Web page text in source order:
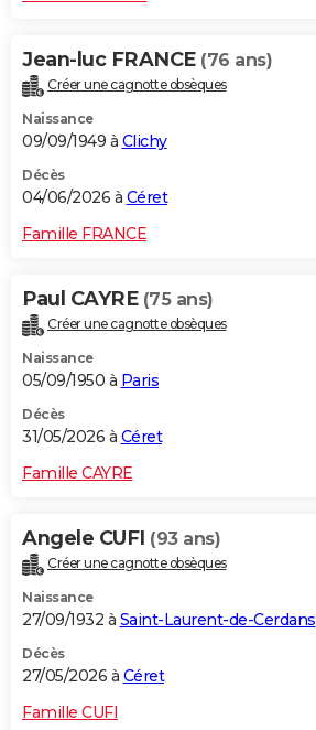
Jean-luc FRANCE (76 ans)
Créer une cagnotte obsèques
Naissance
09/09/1949 à Clichy
Décès
04/06/2026 à Céret
Famille FRANCE
Paul CAYRE (75 ans)
Créer une cagnotte obsèques
Naissance
05/09/1950 à Paris
Décès
31/05/2026 à Céret
Famille CAYRE
Angele CUFI (93 ans)
Créer une cagnotte obsèques
Naissance
27/09/1932 à Saint-Laurent-de-Cerdans
Décès
27/05/2026 à Céret
Famille CUFI